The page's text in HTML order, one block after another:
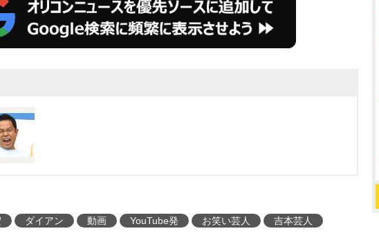
ダイアン 動画 YouTube発 お笑い芸人 吉本芸人